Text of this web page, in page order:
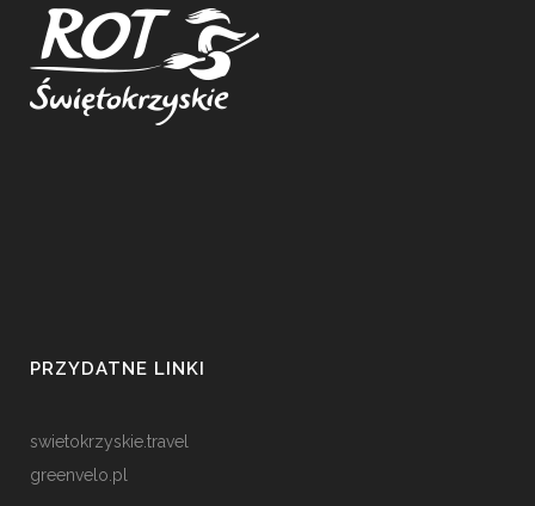
PRZYDATNE LINKI
swietokrzyskie.travel
greenvelo.pl